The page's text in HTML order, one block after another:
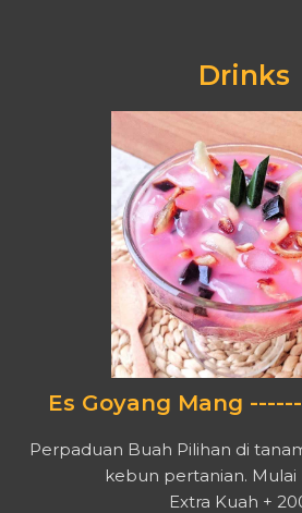
Drinks
Es Goyang Mang
Perpaduan Buah Pilihan di
kebun pertanian. Mulai
Extra Kuah +